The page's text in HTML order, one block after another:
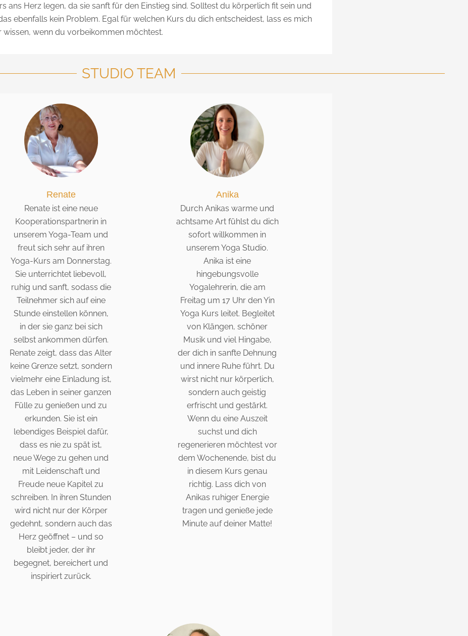
ans Herz legen, da sie sanft für den Einstieg sind. Solltest du körperlich fit sein und
ebenfalls kein Problem. Egal für welchen Kurs du dich entscheidest, lass es mich
wissen, wenn du vorbeikommen möchtest.
STUDIO TEAM
Renate
Renate ist eine neue
Kooperationspartnerin in
unserem Yoga-Team und
freut sich sehr auf ihren
Yoga-Kurs am Donnerstag.
Sie unterrichtet liebevoll,
ruhig und sanft, sodass die
Teilnehmer sich auf eine
Stunde einstellen können,
in der sie ganz bei sich
selbst ankommen dürfen.
Renate zeigt, dass das Alter
keine Grenze setzt, sondern
vielmehr eine Einladung ist,
das Leben in seiner ganzen
Fülle zu genießen und zu
erkunden. Sie ist ein
lebendiges Beispiel dafür,
dass es nie zu spät ist,
neue Wege zu gehen und
mit Leidenschaft und
Freude neue Kapitel zu
schreiben. In ihren Stunden
wird nicht nur der Körper
gedehnt, sondern auch das
Herz geöffnet – und so
bleibt jeder, der ihr
begegnet, bereichert und
inspiriert zurück.
Anika
Durch Anikas warme und
achtsame Art fühlst du dich
sofort willkommen in
unserem Yoga Studio.
Anika ist eine
hingebungsvolle
Yogalehrerin, die am
Freitag um 17 Uhr den Yin
Yoga Kurs leitet. Begleitet
von Klängen, schöner
Musik und viel Hingabe,
der dich in sanfte Dehnung
und innere Ruhe führt. Du
wirst nicht nur körperlich,
sondern auch geistig
erfrischt und gestärkt.
Wenn du eine Auszeit
suchst und dich
regenerieren möchtest vor
dem Wochenende, bist du
in diesem Kurs genau
richtig. Lass dich von
Anikas ruhiger Energie
tragen und genieße jede
Minute auf deiner Matte!